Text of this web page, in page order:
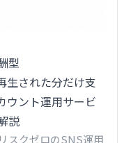
型
生された分だけ支
ウント運用サービ
説
スクゼロのSNS運用